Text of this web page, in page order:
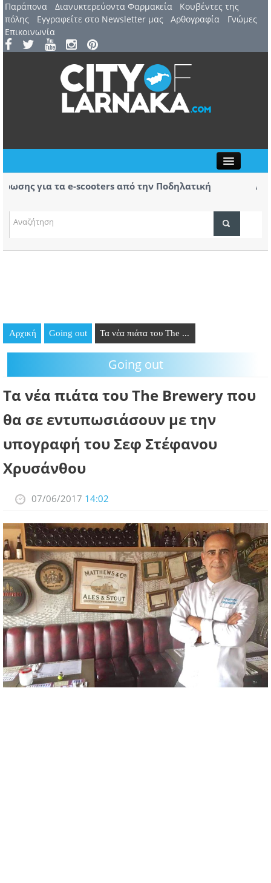
Παράπονα Διανυκτερεύοντα Φαρμακεία
Kουβέντες της
πόλης
Εγγραφείτε στο Newsletter μας Αρθογραφία
Γνώμες
Επικοινωνία
ΤΟΠΙΚΑ ΝΕΑ
ΘΕΣΕΙΣ ΕΡΓΑΣΙΑΣ
ΠΡΟΣΩΠΑ
ΣΥΝΔΕΣΜΟΙ
για τα e-scooters από την Ποδηλατική
Αερ.
Αρχική Going out Τα νέα πιάτα του The ...
Going out
Τα νέα πιάτα του The Brewery που
θα σε εντυπωσιάσουν με την
υπογραφή του Σεφ Στέφανου
Χρυσάνθου
07/06/2017 14:02